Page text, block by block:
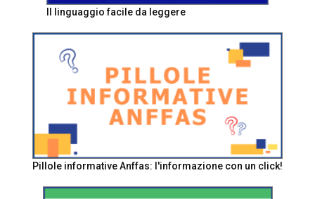
Il linguaggio facile da leggere
Pillole informative Anffas: l'informazione con un click!